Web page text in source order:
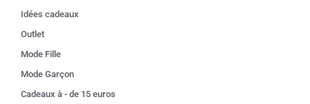
Idées cadeaux
Outlet
Mode Fille
Mode Garçon
Cadeaux à - de 15 euros